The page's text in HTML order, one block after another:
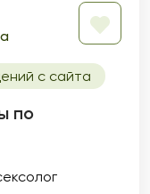
с сайта
по